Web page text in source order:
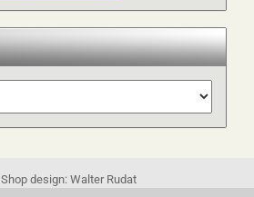
Shop design: Walter Rudat